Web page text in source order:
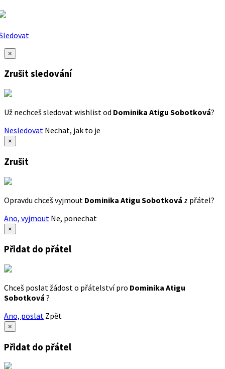
×
Zrušit sledování
Už nechceš sledovat wishlist od Dominika Atigu Sobotková?
Nesledovat Nechat, jak to je
×
Zrušit
Opravdu chceš vyjmout Dominika Atigu Sobotková z přátel?
Ano, vyjmout Ne, ponechat
×
Přidat do přátel
Chceš poslat žádost o přátelství pro Dominika Atigu
Sobotková ?
Ano, poslat Zpět
×
Přidat do přátel